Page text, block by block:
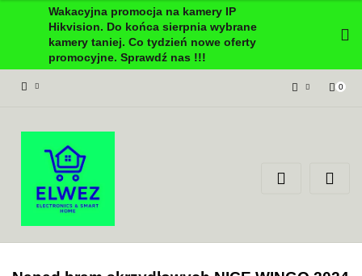
Wakacyjna promocja na kamery IP
Hikvision. Do końca sierpnia wybrane
kamery taniej. Co tydzień nowe oferty
promocyjne. Sprawdź nas !!!
Zgody cookies
0